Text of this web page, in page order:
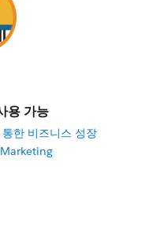
용 가능
한 비즈니스 성장